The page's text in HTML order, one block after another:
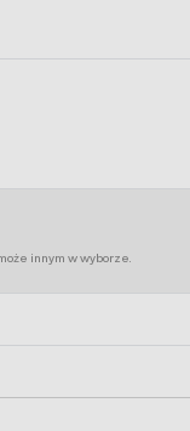
innym w wyborze.